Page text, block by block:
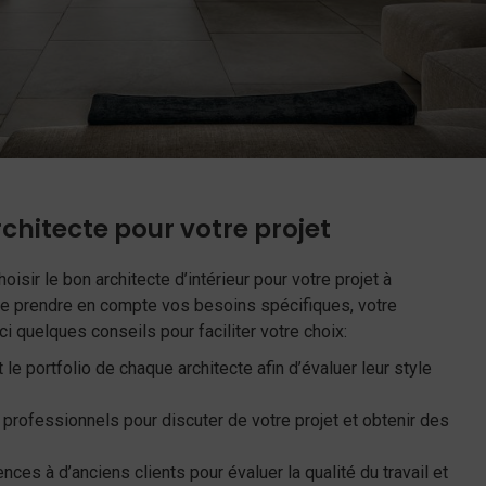
pour votre projet
le bon architecte d’intérieur pour votre projet à
prendre en compte vos besoins spécifiques, votre
quelques conseils pour faciliter votre choix:
portfolio de chaque architecte afin d’évaluer leur style
pour discuter de votre projet et obtenir des
à d’anciens clients pour évaluer la qualité du travail et